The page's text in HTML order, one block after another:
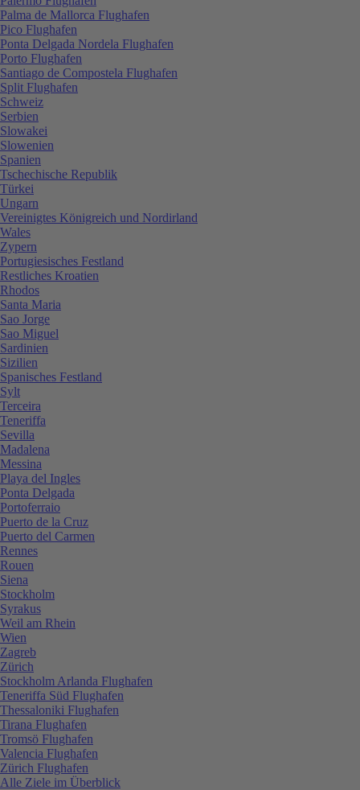
Palma de Mallorca Flughafen
Pico Flughafen
Ponta Delgada Nordela Flughafen
Porto Flughafen
Santiago de Compostela Flughafen
Split Flughafen
Schweiz
Serbien
Slowakei
Slowenien
Spanien
Tschechische Republik
Türkei
Ungarn
Vereinigtes Königreich und Nordirland
Wales
Zypern
Portugiesisches Festland
Restliches Kroatien
Rhodos
Santa Maria
Sao Jorge
Sao Miguel
Sardinien
Sizilien
Spanisches Festland
Sylt
Terceira
Teneriffa
Sevilla
Madalena
Messina
Playa del Ingles
Ponta Delgada
Portoferraio
Puerto de la Cruz
Puerto del Carmen
Rennes
Rouen
Siena
Stockholm
Syrakus
Weil am Rhein
Wien
Zagreb
Zürich
Stockholm Arlanda Flughafen
Teneriffa Süd Flughafen
Thessaloniki Flughafen
Tirana Flughafen
Tromsö Flughafen
Valencia Flughafen
Zürich Flughafen
Alle Ziele im Überblick